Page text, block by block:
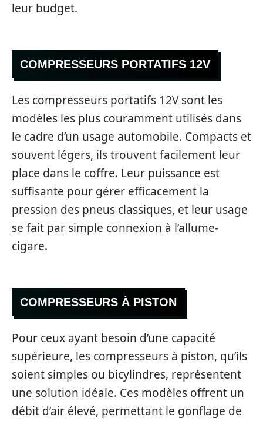
leur budget.
COMPRESSEURS PORTATIFS 12V
Les compresseurs portatifs 12V sont les
modèles les plus couramment utilisés dans
le cadre d’un usage automobile. Compacts et
souvent légers, ils trouvent facilement leur
place dans le coffre. Leur puissance est
suffisante pour gérer efficacement la
pression des pneus classiques, et leur usage
se fait par simple connexion à l’allume-
cigare.
COMPRESSEURS À PISTON
Pour ceux ayant besoin d’une capacité
supérieure, les compresseurs à piston, qu’ils
soient simples ou bicylindres, représentent
une solution idéale. Ces modèles offrent un
débit d’air élevé, permettant le gonflage de